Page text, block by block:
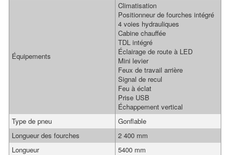
Équipements
Climatisation
Positionneur de fourches intégré
4 voies hydrauliques
Cabine chauffée
TDL intégré
Éclairage de route à LED
Mini levier
Feux de travail arrière
Signal de recul
Feu à éclat
Prise USB
Échappement vertical
Type de pneu
Gonflable
Longueur des fourches
2 400 mm
Longueur
5400 mm